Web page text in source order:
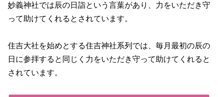
妙義神社では辰の日詣という言葉があり、力をいただき守
って助けてくれるとされています。
住吉大社を始めとする住吉神社系列では、毎月最初の辰の
日に参拝すると同じく力をいただき守って助けてくれると
されています。